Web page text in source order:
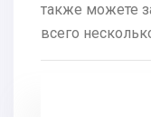
также можете
всего